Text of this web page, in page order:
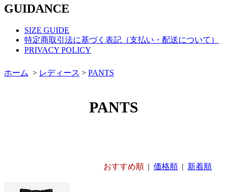
GUIDANCE
SIZE GUIDE
特定商取引法に基づく表記（支払い・配送について）
PRIVACY POLICY
ホーム > レディース > PANTS
PANTS
おすすめ順 |価格順 | 新着順